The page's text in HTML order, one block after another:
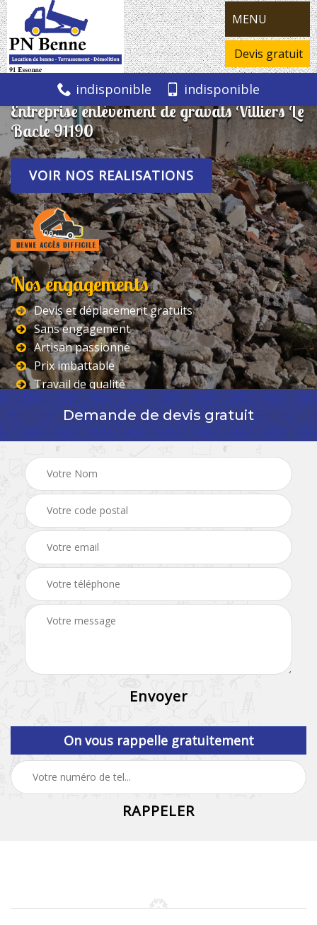
MENU
Devis gratuit
indisponible indisponible
Entreprise enlèvement de gravats Villiers Le
Bacle 91190
VOIR NOS REALISATIONS
Nos engagements
Devis et déplacement gratuits
Sans engagement
Artisan passionné
Prix imbattable
Travail de qualité
Demande de devis gratuit
On vous rappelle gratuitement